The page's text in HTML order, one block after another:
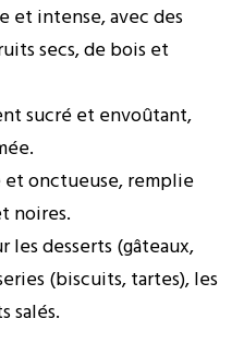
et intense, avec des
secs, de bois et
sucré et envoûtant,
et onctueuse, remplie
noires.
les desserts (gâteaux,
(biscuits, tartes), les
salés.